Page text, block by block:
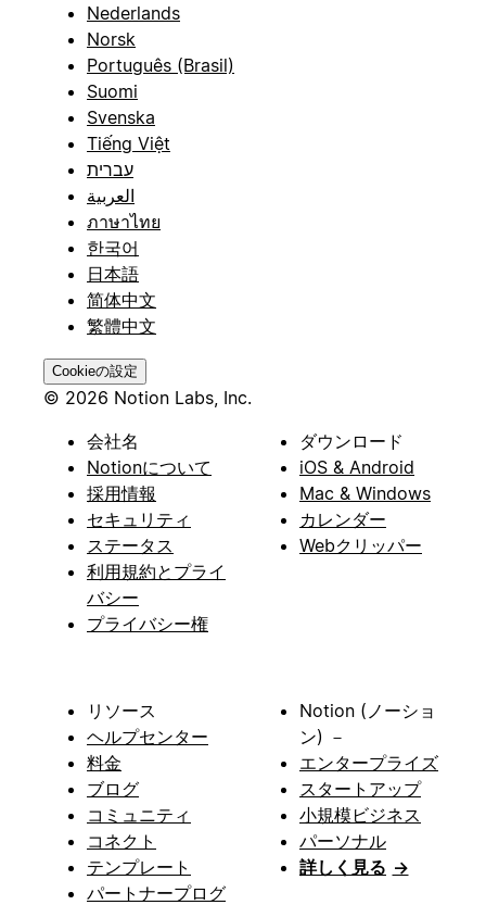
Nederlands
Norsk
Português (Brasil)
Suomi
Svenska
Tiếng Việt
עברית
العربية
ภาษาไทย
한국어
日本語
简体中文
繁體中文
Cookieの設定
© 2026 Notion Labs, Inc.
会社名
Notionについて
採用情報
セキュリティ
ステータス
利用規約とプライ
バシー
プライバシー権
ダウンロード
iOS & Android
Mac & Windows
カレンダー
Webクリッパー
リソース
ヘルプセンター
料金
ブログ
コミュニティ
コネクト
テンプレート
パートナープログ
Notion (ノーショ
ン) －
エンタープライズ
スタートアップ
小規模ビジネス
パーソナル
詳しく見る →